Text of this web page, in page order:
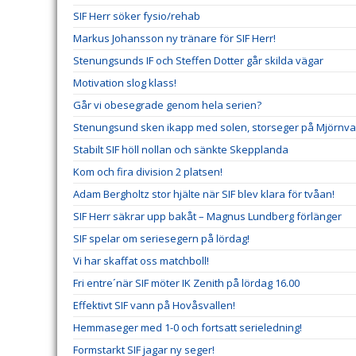
SIF Herr söker fysio/rehab
Markus Johansson ny tränare för SIF Herr!
Stenungsunds IF och Steffen Dotter går skilda vägar
Motivation slog klass!
Går vi obesegrade genom hela serien?
Stenungsund sken ikapp med solen, storseger på
Stabilt SIF höll nollan och sänkte Skepplanda
Kom och fira division 2 platsen!
Adam Bergholtz stor hjälte när SIF blev klara för tvåan!
SIF Herr säkrar upp bakåt – Magnus Lundberg förlänger
SIF spelar om seriesegern på lördag!
Vi har skaffat oss matchboll!
Fri entre´när SIF möter IK Zenith på lördag 16.00
Effektivt SIF vann på Hovåsvallen!
Hemmaseger med 1-0 och fortsatt serieledning!
Formstarkt SIF jagar ny seger!